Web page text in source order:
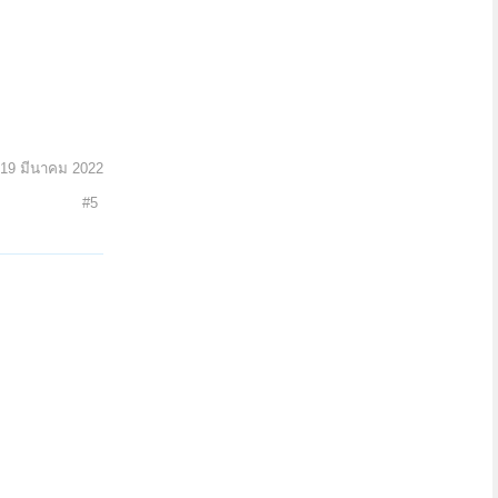
19 มีนาคม 2022
#5